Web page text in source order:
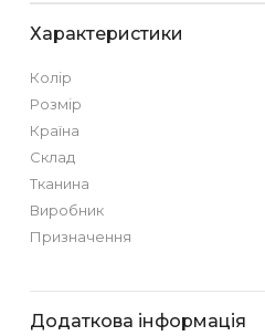
Характеристики
Колір
Розмір
Країна
Склад
Тканина
Виробник
Призначення
Додаткова інформація